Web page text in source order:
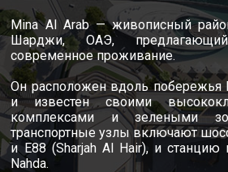
Mina Al Arab — живописный
Шарджи, ОАЭ,
современное проживание.
Он расположен вдоль побережья
и известен своими
комплексами и зелеными
транспортные узлы включают
и E88 (Sharjah Al Hair), и
Nahda.